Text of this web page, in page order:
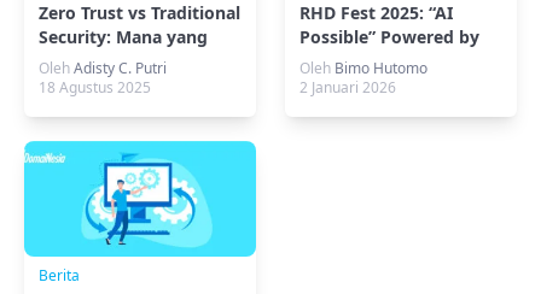
Zero Trust vs Traditional
Security: Mana yang
Tepat?
OlehAdisty C. Putri
18 Agustus 2025
RHD Fest 2025: “AI
Possible” Powered by
DomaiNesia
Oleh Bimo Hutomo
2 Januari 2026
Berita